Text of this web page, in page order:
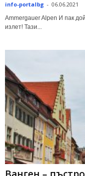
info-portalbg - 06.06.2021
Ammergauer Alpen И пак
излет! Тази...